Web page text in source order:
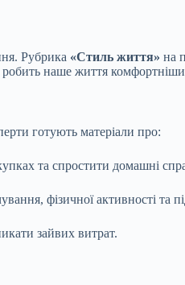
Рубрика «Стиль життя» на
наше життя
готують матеріали про:
та спростити домашні
фізичної активності та
зайвих витрат.